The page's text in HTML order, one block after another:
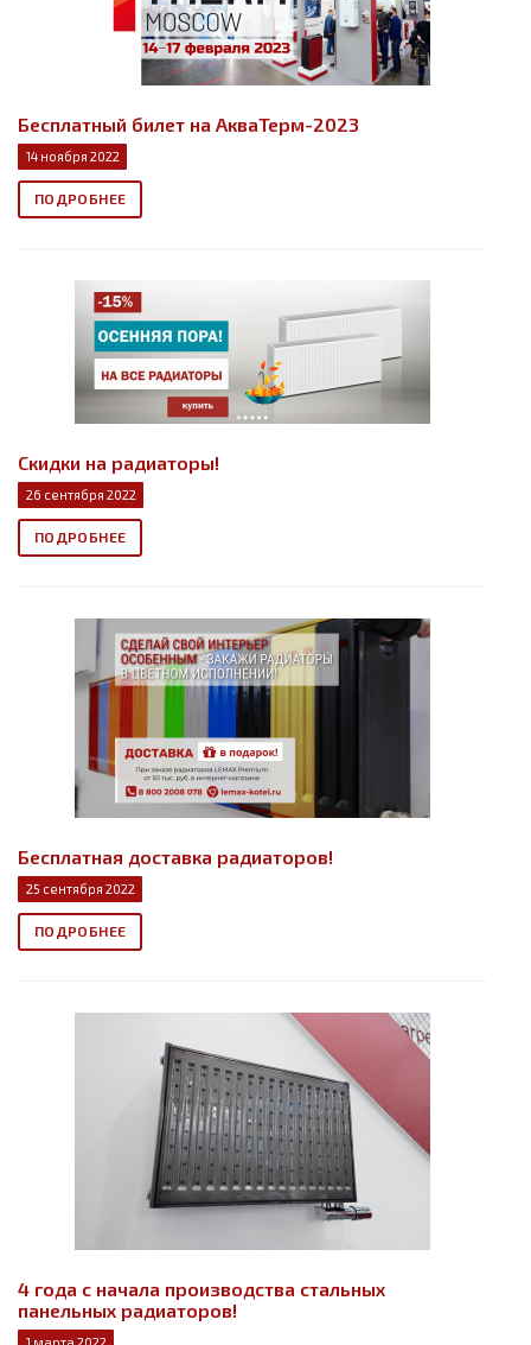
Бесплатный билет на АкваТерм-2023
14 ноября 2022
ПОДРОБНЕЕ
Скидки на радиаторы!
26 сентября 2022
ПОДРОБНЕЕ
Бесплатная доставка радиаторов!
25 сентября 2022
ПОДРОБНЕЕ
4 года с начала производства стальных
панельных радиаторов!